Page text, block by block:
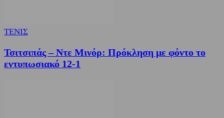
ΤΕΝΙΣ
Τσιτσιπάς – Ντε Μινόρ: Πρόκληση με φόντο το
εντυπωσιακό 12-1